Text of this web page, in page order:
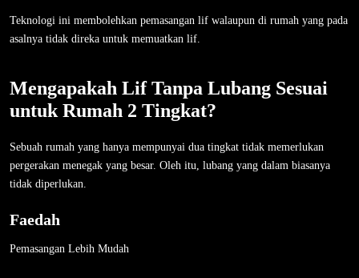
Teknologi ini membolehkan pemasangan lif walaupun di rumah yang pada
asalnya tidak direka untuk memuatkan lif.
Mengapakah Lif Tanpa Lubang Sesuai
untuk Rumah 2 Tingkat?
Sebuah rumah yang hanya mempunyai dua tingkat tidak memerlukan
pergerakan menegak yang besar. Oleh itu, lubang yang dalam biasanya
tidak diperlukan.
Faedah
Pemasangan Lebih Mudah